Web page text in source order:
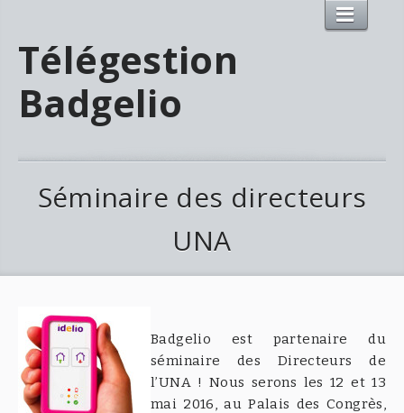
Télégestion
Badgelio
Séminaire des directeurs
UNA
Badgelio est partenaire du
séminaire des Directeurs de
l’UNA ! Nous serons les 12 et 13
mai 2016, au Palais des Congrès,